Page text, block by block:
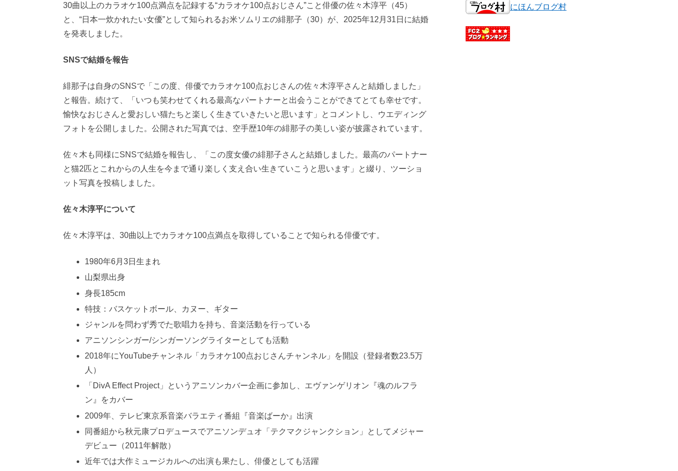
30曲以上のカラオケ100点満点を記録する“カラオケ100点おじさん”こと俳優の佐々木淳平（45）
と、“日本一炊かれたい女優”として知られるお米ソムリエの緋那子（30）が、2025年12月31日に結婚
を発表しました。
SNSで結婚を報告
緋那子は自身のSNSで「この度、俳優でカラオケ100点おじさんの佐々木淳平さんと結婚しました」
と報告。続けて、「いつも笑わせてくれる最高なパートナーと出会うことができてとても幸せです。
愉快なおじさんと愛おしい猫たちと楽しく生きていきたいと思います」とコメントし、ウエディング
フォトを公開しました。公開された写真では、空手歴10年の緋那子の美しい姿が披露されています。
佐々木も同様にSNSで結婚を報告し、「この度女優の緋那子さんと結婚しました。最高のパートナー
と猫2匹とこれからの人生を今まで通り楽しく支え合い生きていこうと思います」と綴り、ツーショ
ット写真を投稿しました。
佐々木淳平について
佐々木淳平は、30曲以上でカラオケ100点満点を取得していることで知られる俳優です。
1980年6月3日生まれ
山梨県出身
身長185cm
特技：バスケットボール、カヌー、ギター
ジャンルを問わず秀でた歌唱力を持ち、音楽活動を行っている
アニソンシンガー/シンガーソングライターとしても活動
2018年にYouTubeチャンネル「カラオケ100点おじさんチャンネル」を開設（登録者数23.5万
人）
「DivA Effect Project」というアニソンカバー企画に参加し、エヴァンゲリオン『魂のルフラ
ン』をカバー
2009年、テレビ東京系音楽バラエティ番組『音楽ばーか』出演
同番組から秋元康プロデュースでアニソンデュオ「テクマクジャンクション」としてメジャー
デビュー（2011年解散）
近年では大作ミュージカルへの出演も果たし、俳優としても活躍
にほんブログ村